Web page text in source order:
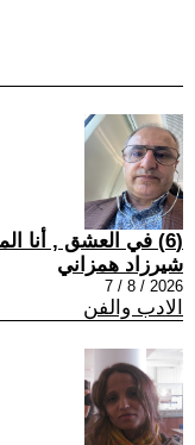
(6) في العشق , أنا المجنون وهي ذاتها ليلى
شيرزاد همزاني
2026 / 8 / 7
الادب والفن